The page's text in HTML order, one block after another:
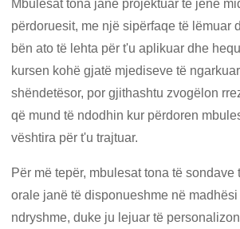
Mbulesat tona janë projektuar të jenë
përdoruesit, me një sipërfaqe të lëmuar
bën ato të lehta për t'u aplikuar dhe
kursen kohë gjatë mjediseve të
shëndetësor, por gjithashtu zvogëlon
që mund të ndodhin kur përdoren
vështira për t'u trajtuar.
Për më tepër, mbulesat tona të sondave
orale janë të disponueshme në
ndryshme, duke ju lejuar të